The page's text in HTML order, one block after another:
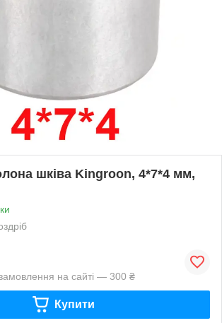
шківа Kingroon, 4*7*4 мм,
на сайті — 300 ₴
Купити